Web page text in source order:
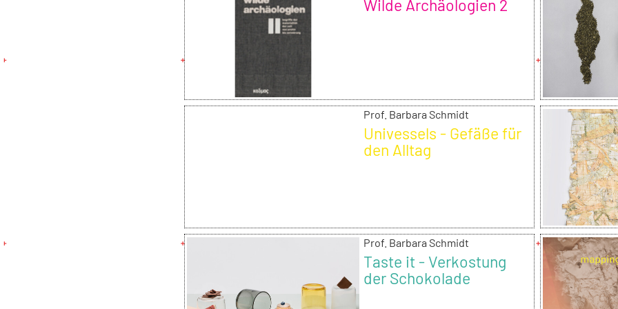
Wilde Archäologien 2
Prof. Barbara Schmidt
Univessels - Gefäße für
den Alltag
Prof. Barbara Schmidt
Taste it - Verkostung
der Schokolade